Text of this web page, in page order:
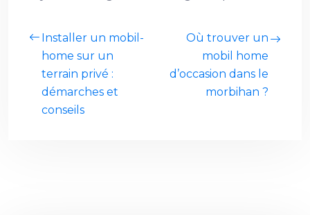
Installer un mobil-
home sur un
terrain privé :
démarches et
conseils
Où trouver un
mobil home
d’occasion dans le
morbihan ?